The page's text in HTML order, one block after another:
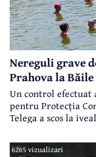
Nereguli grave
Prahova la Băile
Un control efectuat
pentru Protecția
Telega a scos la
la grupurile
concluzia că acest
6265 vizualizari